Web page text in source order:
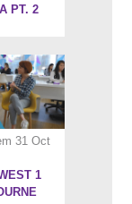
PT. 2
31 Oct
1
11:5''